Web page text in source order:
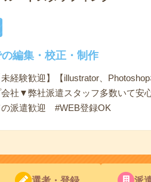
編集・校正・制作
経験歓迎】【illustrator、
社▼弊社派遣スタッフ多数いて安
派遣歓迎 #WEB登録OK